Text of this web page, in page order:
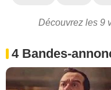
Découvrez les 9
4 Bandes-